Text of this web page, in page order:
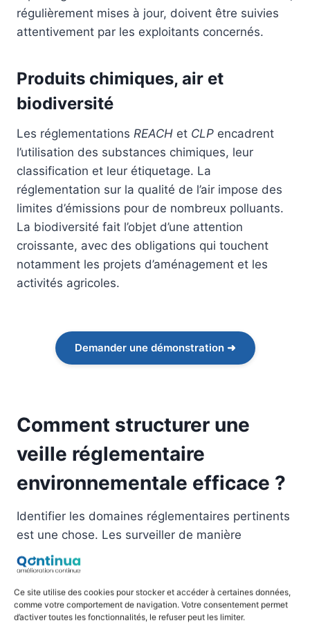
Ce site utilise des cookies pour stocker et accéder à certaines données,
comme votre comportement de navigation. Votre consentement permet
d’activer toutes les fonctionnalités, le refuser peut les limiter.
régulièrement mises à jour, doivent être suivies
attentivement par les exploitants concernés.
Produits chimiques, air et
biodiversité
Les réglementations REACH et CLP encadrent
l’utilisation des substances chimiques, leur
classification et leur étiquetage. La
réglementation sur la qualité de l’air impose des
limites d’émissions pour de nombreux polluants.
La biodiversité fait l’objet d’une attention
croissante, avec des obligations qui touchent
notamment les projets d’aménagement et les
activités agricoles.
Demander une démonstration ➜
Comment structurer une
veille réglementaire
environnementale efficace ?
Identifier les domaines réglementaires pertinents
est une chose. Les surveiller de manière
organisée, régulière et exploitable en est une
autre. Voici comment construire un processus qui
tient dans la durée.